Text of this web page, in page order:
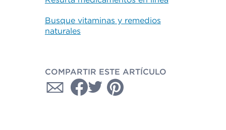
Busque vitaminas y remedios
naturales
COMPARTIR ESTE ARTÍCULO